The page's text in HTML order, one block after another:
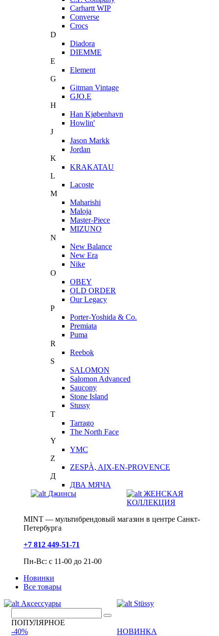
Carhartt WIP
Converse
Crocs
D
Diadora
DIEMME
E
Element
G
Gitman Vintage
GJO.E
H
Han Kjøbenhavn
Howlin'
J
Jason Markk
Jordan
K
KRAKATAU
L
Lacoste
M
Maharishi
Maloja
Master-Piece
MIZUNO
N
New Balance
New Era
Nike
O
OBEY
OLD ORDER
Our Legacy
P
Porter-Yoshida & Co.
Premiata
Puma
R
Reebok
S
SALOMON
Salomon Advanced
Saucony
Stone Island
Stussy
T
Tarrago
The North Face
Y
YMC
Z
ZESPÀ, AIX-EN-PROVENCE
Д
ДВА МЯЧА
Джинсы
ЖЕНСКАЯ
КОЛЛЕКЦИЯ
MINT — мультибрендовый магазин в центре Санкт-
Петербурга
+7 812 449-51-71
Пн-Вс: с 11-00 до 21-00
Новинки
Все товары
Аксессуары
Stüssy
ПОПУЛЯРНОЕ
-40%
НОВИНКА